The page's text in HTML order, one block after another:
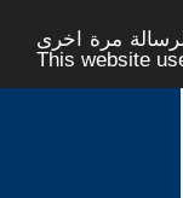
مرة اخرى -
This website